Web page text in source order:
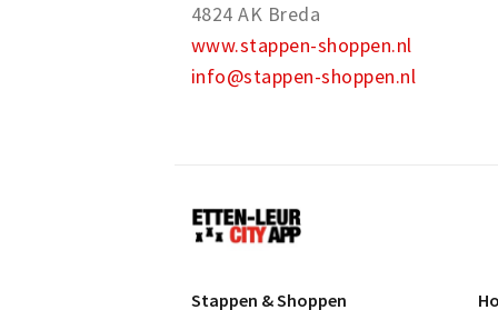
4824 AK Breda
www.stappen-shoppen.nl
info@stappen-shoppen.nl
Etten-
Leur
Stappen & Shoppen